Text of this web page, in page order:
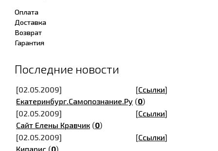
Оплата
Доставка
Возврат
Гарантия
Последние новости
[02.05.2009] [Ссылки]
Екатеринбург.Самопознание.Ру (0)
[02.05.2009]
[Ссылки]
Сайт Елены Кравчик (0)
[02.05.2009]
[Ссылки]
Кипарис (0)